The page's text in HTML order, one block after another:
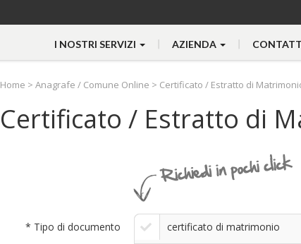
I NOSTRI SERVIZI AZIENDA
Home > Anagrafe / Comune Online > Certificato / Estratto di
Certificato / Estratto di
* Tipo di documento certificato di matrimonio